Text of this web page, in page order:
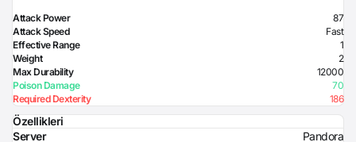
Attack Power
87
Attack Speed
Fast
Effective Range
1
Weight
2
Max Durability
12000
Poison Damage
70
Required Dexterity
186
Özellikleri
Server
Pandora